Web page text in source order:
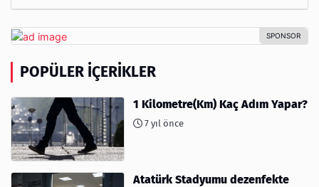
POPÜLER İÇERIKLER
1 Kilometre(Km) Kaç Adım Yapar?
7 yıl önce
Atatürk Stadyumu dezenfekte